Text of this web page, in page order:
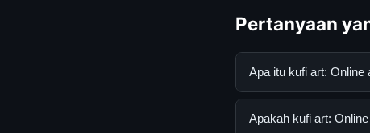
Pertanyaan
Apa itu kufi art: Online
kufi art: Online
Apakah kufi art: